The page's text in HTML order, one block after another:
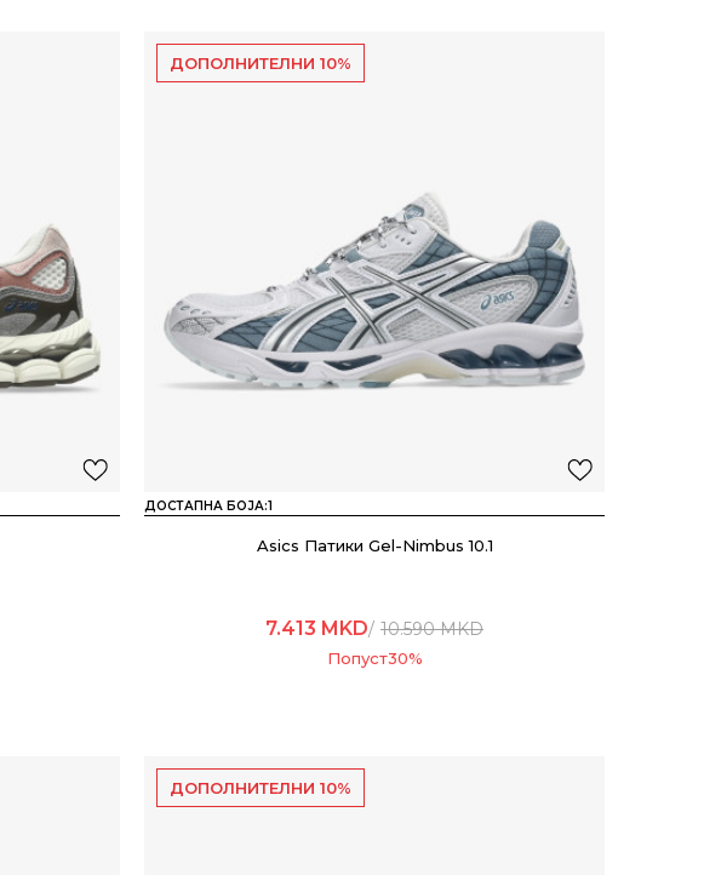
ДОПОЛНИТЕЛНИ 10%
ДОСТАПНА БОЈА:1
Asics Патики Gel-Nimbus 10.1
7.413 MKD 10.590MKD
Попуст30%
ДОПОЛНИТЕЛНИ 10%